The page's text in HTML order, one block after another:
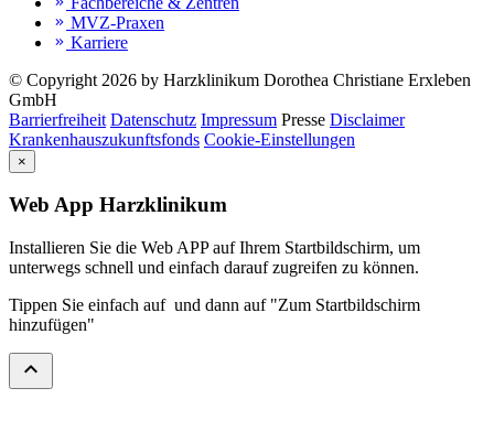
keyboard_double_arrow_right MVZ-Praxen
keyboard_double_arrow_right Karriere
© Copyright 2026 by Harzklinikum Dorothea Christiane Erxleben
GmbH
Barrierfreiheit Datenschutz Impressum Presse Disclaimer
Krankenhauszukunftsfonds Cookie-Einstellungen
×
Web App Harzklinikum
Installieren Sie die Web APP auf Ihrem Startbildschirm, um
unterwegs schnell und einfach darauf zugreifen zu können.
Tippen Sie einfach auf und dann auf "Zum Startbildschirm
hinzufügen"
expand_less